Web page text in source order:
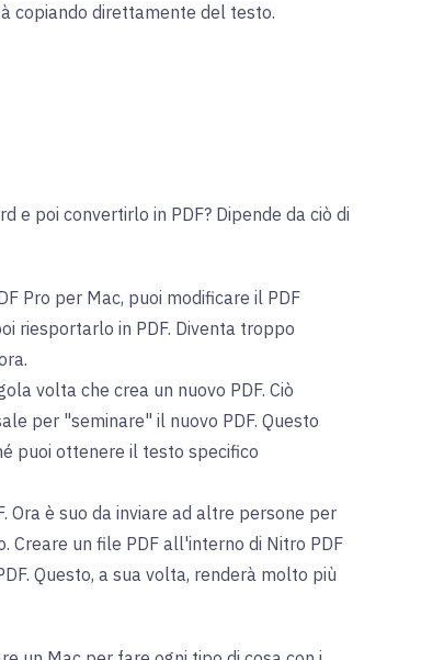
copiando direttamente del testo.
e poi convertirlo in PDF? Dipende da ciò di
Pro per Mac, puoi modificare il PDF
riesportarlo in PDF. Diventa troppo
volta che crea un nuovo PDF. Ciò
per "seminare" il nuovo PDF. Questo
puoi ottenere il testo specifico
è suo da inviare ad altre persone per
Creare un file PDF all'interno di Nitro PDF
Questo, a sua volta, renderà molto più